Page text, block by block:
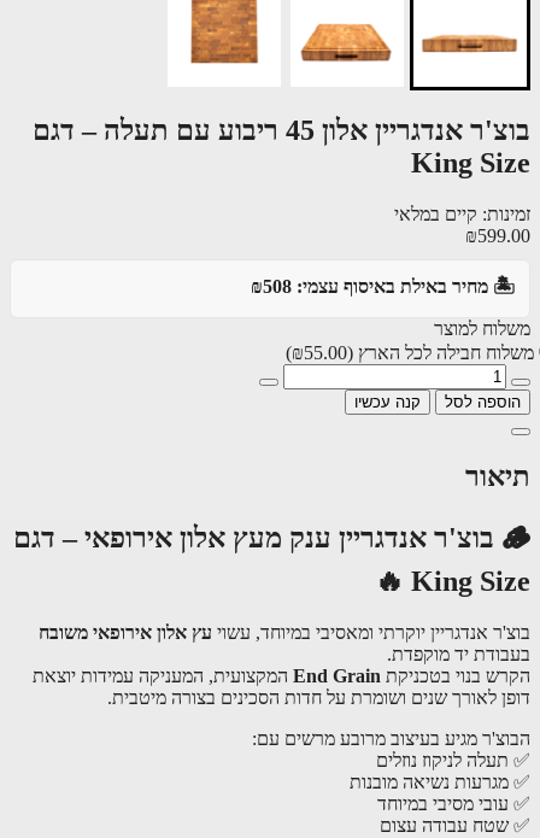
בוצ'ר אנדגריין אלון 45 ריבוע עם תעלה – דגם
King
קיים במלאי
מחיר באילת באיסוף עצמי: ₪508
למוצר
חבילה לכל הארץ(₪55.00)
לסל קנה עכשיו
🪵 בוצ'ר אנדגריין ענק מעץ אלון אירופאי – דגם
King
אנדגריין יוקרתי ומאסיבי במיוחד, עשויעץ אלון אירופאי משובח
יד מוקפדת.
בנוי בטכניקתEnd Grainהמקצועית, המעניקה עמידות יוצאת
לאורך שנים ושומרת על חדות הסכינים בצורה מיטבית.
מגיע בעיצוב מרובע מרשים עם:
לניקוז נוזלים
נשיאה מובנות
מסיבי במיוחד
עבודה עצום